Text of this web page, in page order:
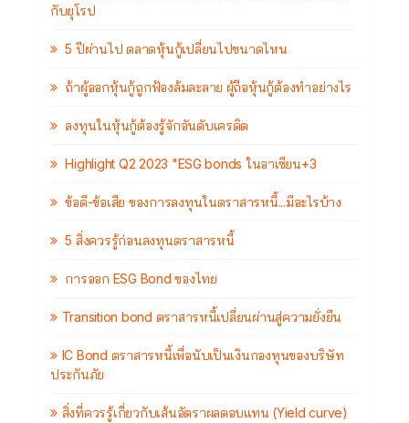
กับยุโรป
5 ปีผ่านไป ตลาดหุ้นกู้เปลี่ยนไปขนาดไหน
ถ้าผู้ออกหุ้นกู้ถูกฟ้องล้มละลาย ผู้ถือหุ้นกู้ต้องทำอย่างไร
ลงทุนในหุ้นกู้ต้องรู้จักอันดับเครดิต
Highlight Q2 2023 "ESG bonds ในอาเซียน+3
ข้อดี-ข้อเสีย ของการลงทุนในตราสารหนี้...มีอะไรบ้าง
5 สิ่งควรรู้ก่อนลงทุนตราสารหนี้
การออก ESG Bond ของไทย
Transition bond ตราสารหนี้เปลี่ยนผ่านสู่ความยั่งยืน
IC Bond ตราสารหนี้เพื่อนับเป็นเงินกองทุนของบริษัท
ประกันภัย
สิ่งที่ควรรู้เกี่ยวกับเส้นอัตราผลตอบแทน (Yield curve)